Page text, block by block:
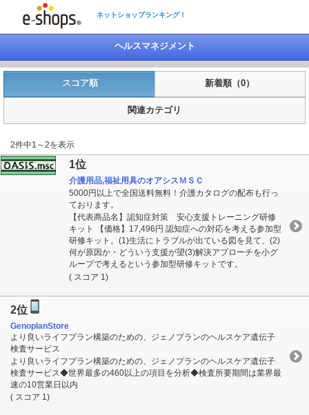
ネットショップランキング！
ヘルスマネジメント
スコア順 新着順（0）
関連カテゴリ
2件中1～2を表示
1位
介護用品,福祉用具のオアシスＭＳＣ
5000円以上で全国送料無料！介護カタログの配布も行っ
ております。
【代表商品名】認知症対策 安心支援トレーニング研修
キット 【価格】17,496円 認知症への対応を考える参加型
研修キット。(1)生活にトラブルが出ている図を見て、(2)
何が原因か・どういう支援が望(3)解決アプローチを小グ
ループで考えるという参加型研修キットです。
( スコア 1)
2位
GenoplanStore
より良いライフプラン構築のための、ジェノプランのヘルスケア遺伝子
検査サービス
より良いライフプラン構築のための、ジェノプランのヘルスケア遺伝子
検査サービス◆世界最多の460以上の項目を分析◆検査所要期間は業界最
速の10営業日以内
( スコア 1)